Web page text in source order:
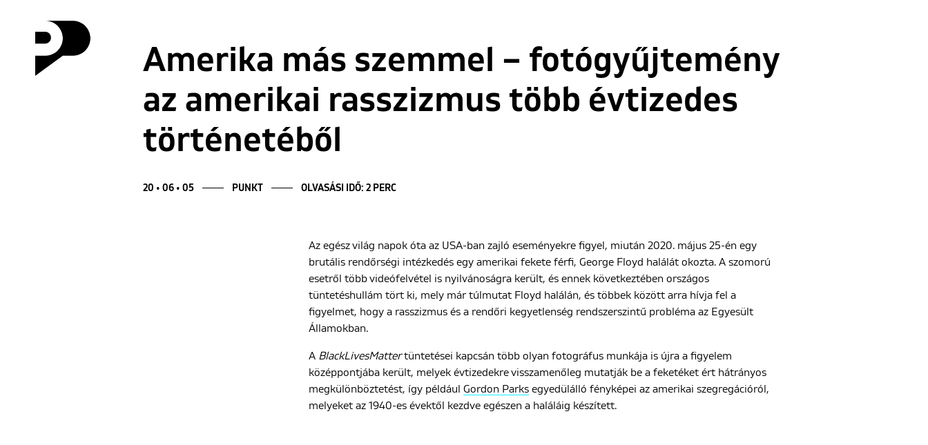
Amerika más szemmel – fotógyűjtemény
az amerikai rasszizmus több évtizedes
történetéből
20 • 06 • 05 PUNKT OLVASÁSI IDŐ: 2 PERC
Az egész világ napok óta az USA-ban zajló eseményekre figyel, miután 2020. május 25-én egy
brutális rendőrségi intézkedés egy amerikai fekete férfi, George Floyd halálát okozta. A szomorú
esetről több videófelvétel is nyilvánoságra került, és ennek következtében országos
tüntetéshullám tört ki, mely már túlmutat Floyd halálán, és többek között arra hívja fel a
figyelmet, hogy a rasszizmus és a rendőri kegyetlenség rendszerszintű probléma az Egyesült
Államokban.
A BlackLivesMattertüntetései kapcsán több olyan fotográfus munkája is újra a figyelem
középpontjába került, melyek évtizedekre visszamenőleg mutatják be a feketéket ért hátrányos
megkülönböztetést, így például Gordon Parks egyedülálló fényképei az amerikai szegregációról,
melyeket az 1940-es évektől kezdve egészen a haláláig készített.